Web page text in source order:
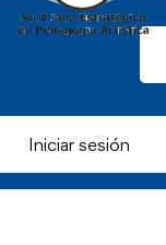
Iniciar sesión